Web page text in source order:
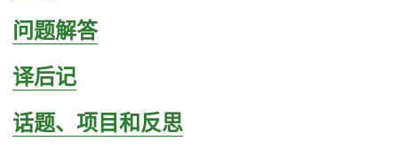
问题解答
译后记
话题、项目和反思